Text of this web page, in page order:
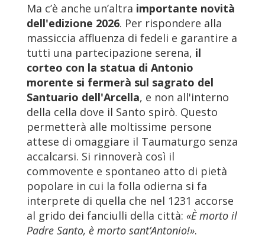
Ma c’è anche un’altra importante novità
dell'edizione 2026. Per rispondere alla
massiccia affluenza di fedeli e garantire a
tutti una partecipazione serena, il
corteo con la statua di Antonio
morente si fermerà sul sagrato del
Santuario dell'Arcella, e non all'interno
della cella dove il Santo spirò. Questo
permetterà alle moltissime persone
attese di omaggiare il Taumaturgo senza
accalcarsi. Si rinnoverà così il
commovente e spontaneo atto di pietà
popolare in cui la folla odierna si fa
interprete di quella che nel 1231 accorse
al grido dei fanciulli della città: «È morto il
Padre Santo, è morto sant’Antonio!».